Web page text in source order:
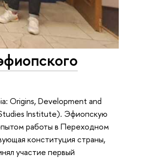
Origins, Development and
Institute). Эфиопскую
работы в Переходном
конституция страны,
участие первый